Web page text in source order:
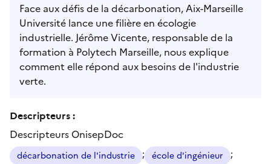
Face aux défis de la décarbonation, Aix-Marseille
Université lance une filière en écologie
industrielle. Jérôme Vicente, responsable de la
formation à Polytech Marseille, nous explique
comment elle répond aux besoins de l'industrie
verte.
Descripteurs :
Descripteurs OnisepDoc
décarbonation de l'industrie ; école d'ingénieur ;